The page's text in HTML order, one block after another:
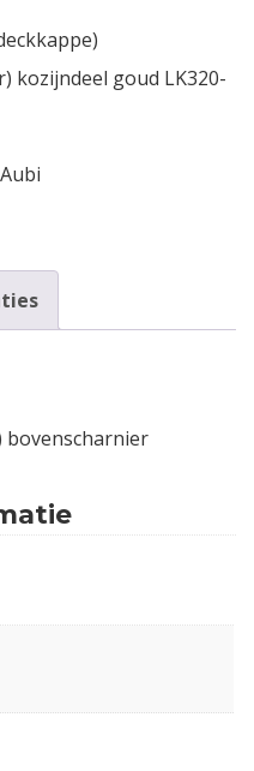
kozijndeel goud LK320-
Aubi
bovenscharnier